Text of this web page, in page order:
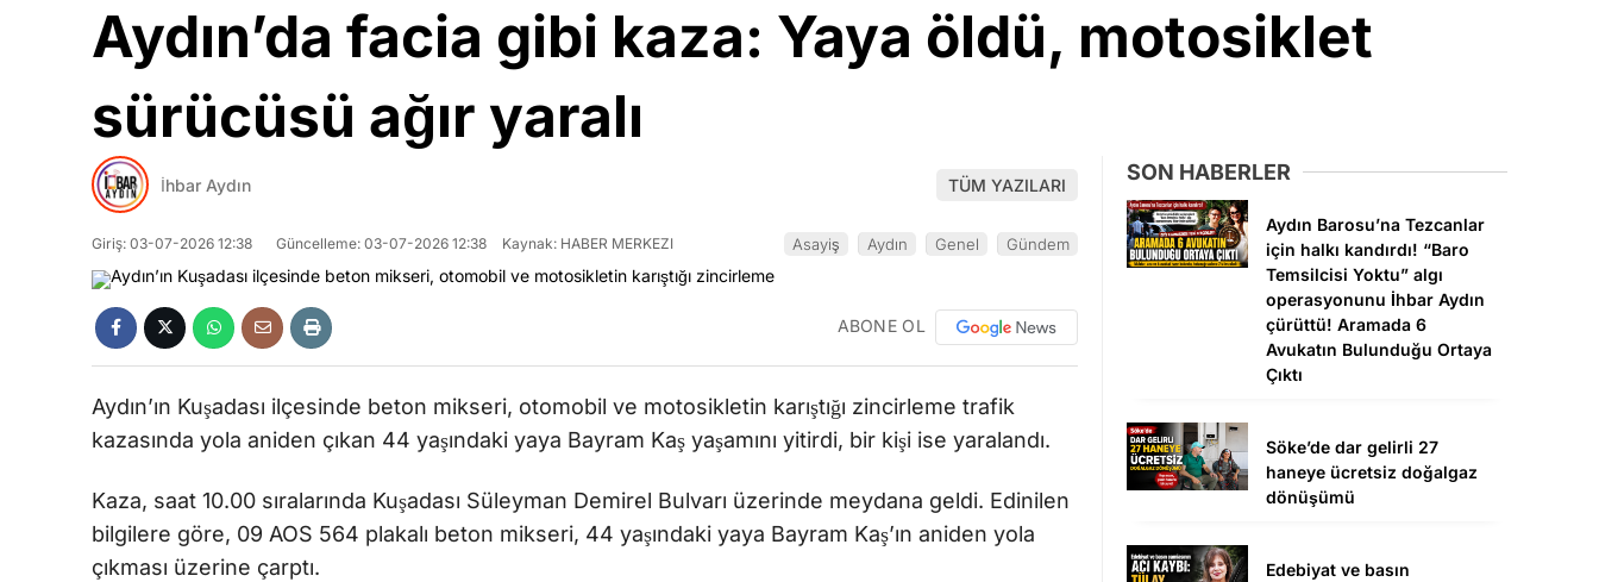
Aydın’da facia gibi kaza: Yaya öldü, motosiklet
sürücüsü ağır yaralı
İhbar Aydın TÜM YAZILARI
Giriş: 03-07-2026 12:38 Güncelleme: 03-07-2026 12:38 Kaynak: HABER MERKEZI Asayiş Aydın Genel Gündem
ABONE OL
Aydın’ın Kuşadası ilçesinde beton mikseri, otomobil ve motosikletin karıştığı zincirleme trafik
kazasında yola aniden çıkan 44 yaşındaki yaya Bayram Kaş yaşamını yitirdi, bir kişi ise yaralandı.
Kaza, saat 10.00 sıralarında Kuşadası Süleyman Demirel Bulvarı üzerinde meydana geldi. Edinilen
bilgilere göre, 09 AOS 564 plakalı beton mikseri, 44 yaşındaki yaya Bayram Kaş’ın aniden yola
çıkması üzerine çarptı.
SON HABERLER
Aydın Barosu’na Tezcanlar
için halkı kandırdı! “Baro
Temsilcisi Yoktu” algı
operasyonunu İhbar Aydın
çürüttü! Aramada 6
Avukatın Bulunduğu Ortaya
Çıktı
Söke’de dar gelirli 27
haneye ücretsiz doğalgaz
dönüşümü
Edebiyat ve basın